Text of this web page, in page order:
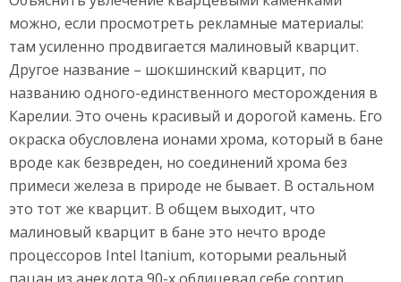
можно, если просмотреть рекламные материалы:
там усиленно продвигается малиновый кварцит.
Другое название – шокшинский кварцит, по
названию одного-единственного месторождения в
Карелии. Это очень красивый и дорогой камень. Его
окраска обусловлена ионами хрома, который в бане
вроде как безвреден, но соединений хрома без
примеси железа в природе не бывает. В остальном
это тот же кварцит. В общем выходит, что
малиновый кварцит в бане это нечто вроде
процессоров Intel Itanium, которыми реальный